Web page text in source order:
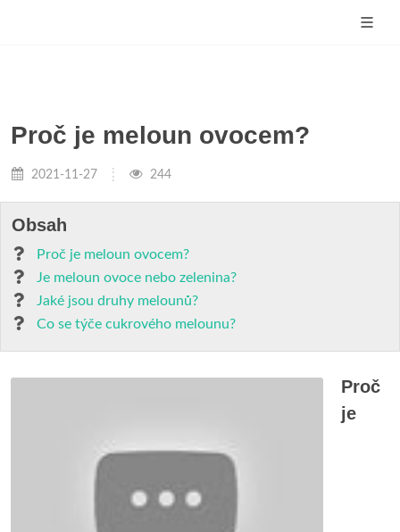
Proč je meloun ovocem?
2021-11-27 244
Obsah
Proč je meloun ovocem?
Je meloun ovoce nebo zelenina?
Jaké jsou druhy melounů?
Co se týče cukrového melounu?
Proč
je